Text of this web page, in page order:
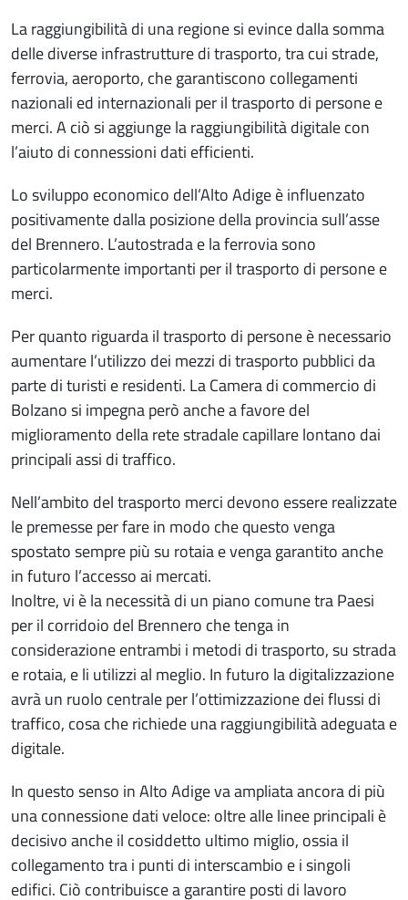
La raggiungibilità di una regione si evince dalla somma
delle diverse infrastrutture di trasporto, tra cui strade,
ferrovia, aeroporto, che garantiscono collegamenti
nazionali ed internazionali per il trasporto di persone e
merci. A ciò si aggiunge la raggiungibilità digitale con
l’aiuto di connessioni dati efficienti.
Lo sviluppo economico dell’Alto Adige è influenzato
positivamente dalla posizione della provincia sull’asse
del Brennero. L’autostrada e la ferrovia sono
particolarmente importanti per il trasporto di persone e
merci.
Per quanto riguarda il trasporto di persone è necessario
aumentare l’utilizzo dei mezzi di trasporto pubblici da
parte di turisti e residenti. La Camera di commercio di
Bolzano si impegna però anche a favore del
miglioramento della rete stradale capillare lontano dai
principali assi di traffico.
Nell’ambito del trasporto merci devono essere realizzate
le premesse per fare in modo che questo venga
spostato sempre più su rotaia e venga garantito anche
in futuro l’accesso ai mercati.
Inoltre, vi è la necessità di un piano comune tra Paesi
per il corridoio del Brennero che tenga in
considerazione entrambi i metodi di trasporto, su strada
e rotaia, e li utilizzi al meglio. In futuro la digitalizzazione
avrà un ruolo centrale per l’ottimizzazione dei flussi di
traffico, cosa che richiede una raggiungibilità adeguata e
digitale.
In questo senso in Alto Adige va ampliata ancora di più
una connessione dati veloce: oltre alle linee principali è
decisivo anche il cosiddetto ultimo miglio, ossia il
collegamento tra i punti di interscambio e i singoli
edifici. Ciò contribuisce a garantire posti di lavoro